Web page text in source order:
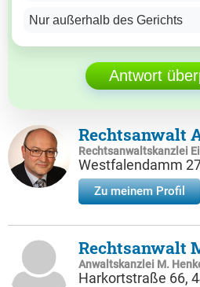
Nur außerhalb des Gerichts
Antwort
Rechtsanwalt
Rechtsanwaltskanzlei
Westfalendamm
Zu meinem Profil
Rechtsanwalt
Anwaltskanzlei M.
Harkortstraße 66,